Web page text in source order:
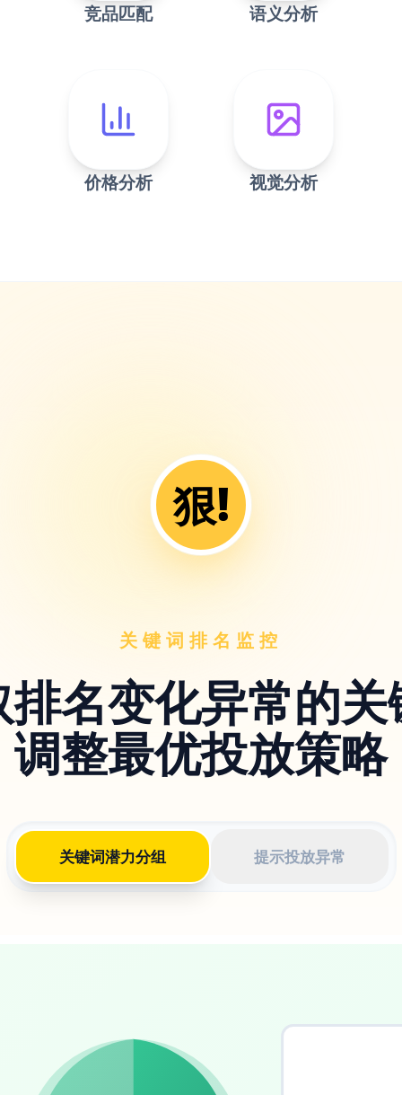
竞品匹配 语义分析
价格分析 视觉分析
狠!
关键词排名监控
排名变化异常的关
调整最优投放策略
关键词潜力分组 提示投放异常